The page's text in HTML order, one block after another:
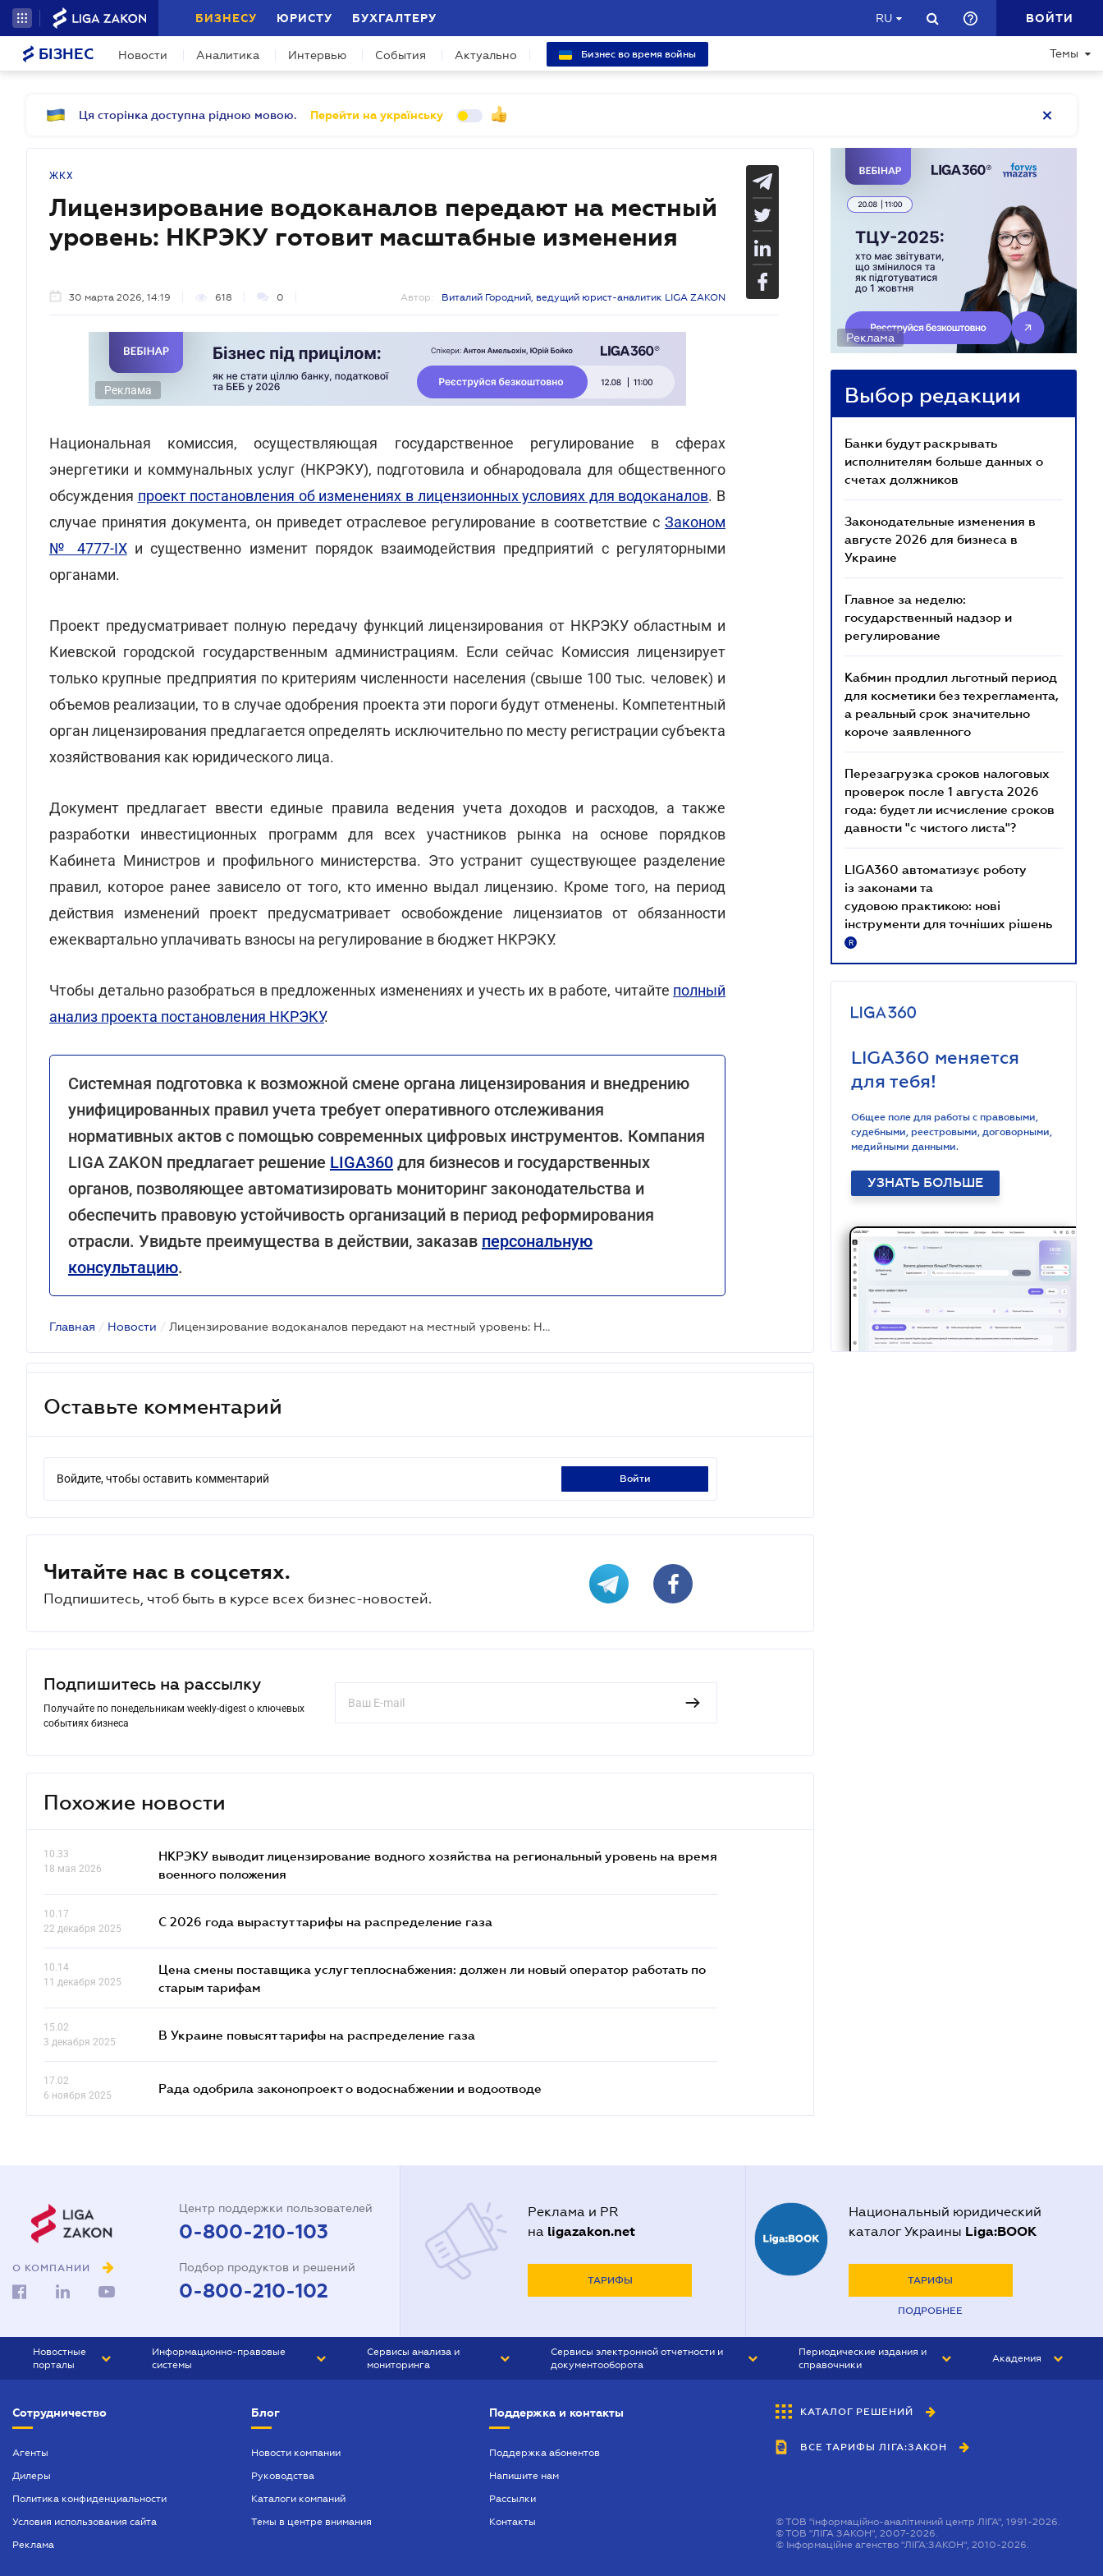
БИЗНЕСУ ЮРИСТУ БУХГАЛТЕРУ RU ВОЙТИ
БІЗНЕС Новости Аналитика Интервью События Актуально Бизнес во время войны Темы
Ця сторінка доступна рідною мовою. Перейти на українську
ЖКХ
Лицензирование водоканалов передают на местный
уровень: НКРЭКУ готовит масштабные изменения
30 марта 2026, 14:19 618 0 Автор: Виталий Городний, ведущий юрист-аналитик LIGA ZAKON
Реклама
Национальная комиссия, осуществляющая государственное регулирование в сферах
энергетики и коммунальных услуг (НКРЭКУ), подготовила и обнародовала для общественного
обсуждения проект постановления об изменениях в лицензионных условиях для водоканалов. В
случае принятия документа, он приведет отраслевое регулирование в соответствие с Законом
№ 4777-IXи существенно изменит порядок взаимодействия предприятий с регуляторными
органами.
Проект предусматривает полную передачу функций лицензирования от НКРЭКУ областным и
Киевской городской государственным администрациям. Если сейчас Комиссия лицензирует
только крупные предприятия по критериям численности населения (свыше 100 тыс. человек) и
объемов реализации, то в случае одобрения проекта эти пороги будут отменены. Компетентный
орган лицензирования предлагается определять исключительно по месту регистрации субъекта
хозяйствования как юридического лица.
Документ предлагает ввести единые правила ведения учета доходов и расходов, а также
разработки инвестиционных программ для всех участников рынка на основе порядков
Кабинета Министров и профильного министерства. Это устранит существующее разделение
правил, которое ранее зависело от того, кто именно выдал лицензию. Кроме того, на период
действия изменений проект предусматривает освобождение лицензиатов от обязанности
ежеквартально уплачивать взносы на регулирование в бюджет НКРЭКУ.
Чтобы детально разобраться в предложенных изменениях и учесть их в работе, читайте полный
анализ проекта постановления НКРЭКУ.
Системная подготовка к возможной смене органа лицензирования и внедрению
унифицированных правил учета требует оперативного отслеживания
нормативных актов с помощью современных цифровых инструментов. Компания
LIGA ZAKON предлагает решение LIGA360 для бизнесов и государственных
органов, позволяющее автоматизировать мониторинг законодательства и
обеспечить правовую устойчивость организаций в период реформирования
отрасли. Увидьте преимущества в действии, заказав персональную
консультацию.
Главная / Новости / Лицензирование водоканалов передают на местный уровень: НКРЭКУ готовит масштабные изменения
Оставьте комментарий
Войдите, чтобы оставить комментарий войти
Читайте нас в соцсетях.
Подпишитесь, чтоб быть в курсе всех бизнес-новостей.
Подпишитесь на рассылку
Получайте по понедельникам weekly-digest о ключевых
событиях бизнеса
Похожие новости
10.33
18 мая 2026
НКРЭКУ выводит лицензирование водного хозяйства на региональный уровень на время
военного положения
10.17
22 декабря 2025
С 2026 года вырастут тарифы на распределение газа
10.14
11 декабря 2025
Цена смены поставщика услуг теплоснабжения: должен ли новый оператор работать по
старым тарифам
15.02
3 декабря 2025
В Украине повысят тарифы на распределение газа
17.02
6 ноября 2025
Рада одобрила законопроект о водоснабжении и водоотводе
Реклама
Выбор редакции
Банки будут раскрывать
исполнителям больше данных о
счетах должников
Законодательные изменения в
августе 2026 для бизнеса в
Украине
Главное за неделю:
государственный надзор и
регулирование
Кабмин продлил льготный период
для косметики без техрегламента,
а реальный срок значительно
короче заявленного
Перезагрузка сроков налоговых
проверок после 1 августа 2026
года: будет ли исчисление сроков
давности "с чистого листа"?
LIGA360 автоматизує роботу
із законами та
судовою практикою: нові
інструменти для точніших рішень
R
LIGA360 меняется
для тебя!
Общее поле для работы с правовыми,
судебными, реестровыми, договорными,
медийными данными.
УЗНАТЬ БОЛЬШЕ
О КОМПАНИИ
Центр поддержки пользователей
0-800-210-103
Подбор продуктов и решений
0-800-210-102
Реклама и PR
на ligazakon.net
ТАРИФЫ
Национальный юридический
каталог Украины Liga:BOOK
ТАРИФЫ
ПОДРОБНЕЕ
Новостные
порталы
БИЗНЕС
Информационно-правовые
системы
БУХГАЛТЕР ПРОФ
ЮРИСТ ПРОФ
Сервисы анализа и
мониторинга
Сервисы электронной отчетности и
документооборота
Периодические издания и
справочники
БУХГАЛТЕР&ЗАКОН
ВЕСТНИК МСФО
Академия
Сотрудничество
Агенты
Дилеры
Политика конфиденциальности
Условия использования сайта
Реклама
Блог
Новости компании
Руководства
Каталоги компаний
Темы в центре внимания
Поддержка и контакты
Поддержка абонентов
Напишите нам
Рассылки
Контакты
КАТАЛОГ РЕШЕНИЙ
ВСЕ ТАРИФЫ ЛІГА:ЗАКОН
©ТОВ "інформаційно-аналітичний центр ЛІГА", 1991-2026.
©ТОВ "ЛІГА ЗАКОН", 2007-2026.
© Інформаційне агенство "ЛІГА:ЗАКОН", 2010-2026.